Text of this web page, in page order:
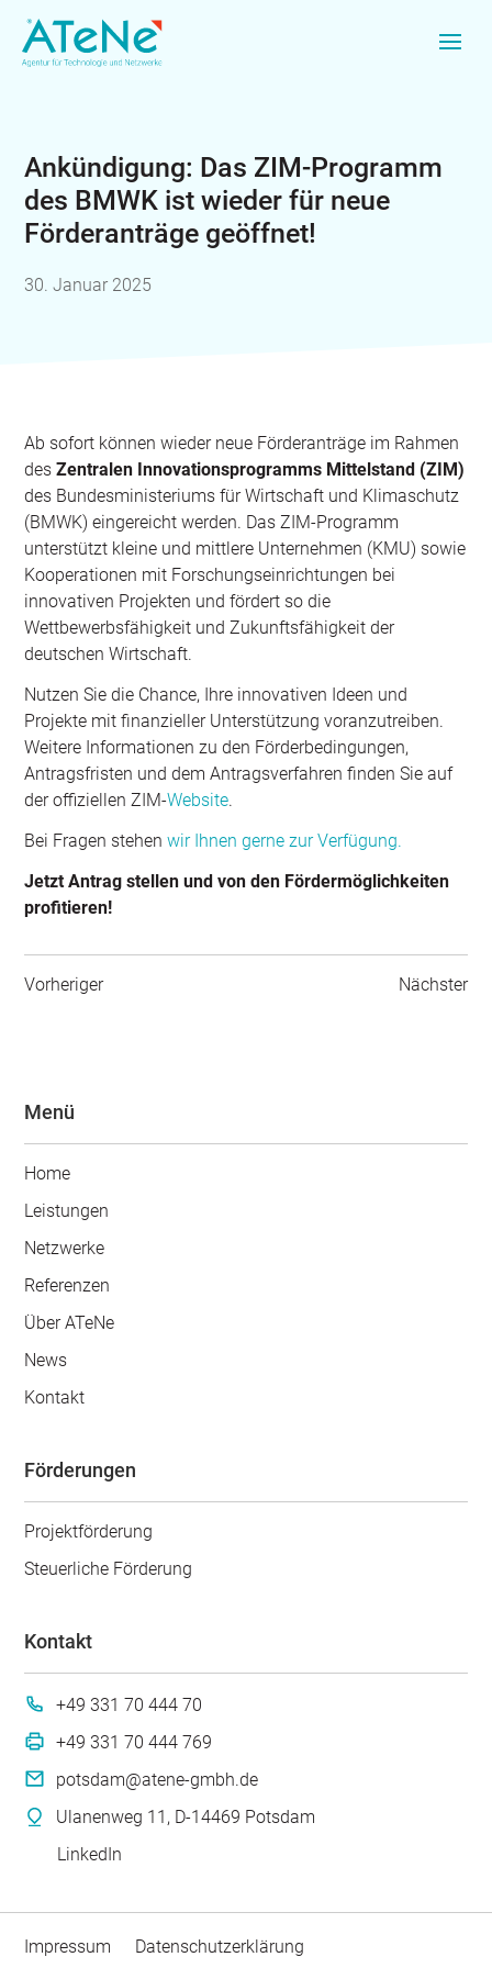
Ankündigung: Das ZIM-Programm
des BMWK ist wieder für neue
Förderanträge geöffnet!
30. Januar 2025
Ab sofort können wieder neue Förderanträge im Rahmen
desZentralen Innovationsprogramms Mittelstand (ZIM)
des Bundesministeriums für Wirtschaft und Klimaschutz
(BMWK) eingereicht werden. Das ZIM-Programm
unterstützt kleine und mittlere Unternehmen (KMU) sowie
Kooperationen mit Forschungseinrichtungen bei
innovativen Projekten und fördert so die
Wettbewerbsfähigkeit und Zukunftsfähigkeit der
deutschen Wirtschaft.
Nutzen Sie die Chance, Ihre innovativen Ideen und
Projekte mit finanzieller Unterstützung voranzutreiben.
Weitere Informationen zu den Förderbedingungen,
Antragsfristen und dem Antragsverfahren finden Sie auf
der offiziellen ZIM-Website.
Bei Fragen stehenwir Ihnen gerne zur Verfügung.
Jetzt Antrag stellen und von den Fördermöglichkeiten
profitieren!
Vorheriger Nächster
Menü
Home
Leistungen
Netzwerke
Referenzen
Über ATeNe
News
Kontakt
Förderungen
Projektförderung
Steuerliche Förderung
Kontakt
+49 331 70 444 70
+49 331 70 444 769
potsdam@atene-gmbh.de
Ulanenweg 11, D-14469 Potsdam
LinkedIn
Impressum Datenschutzerklärung